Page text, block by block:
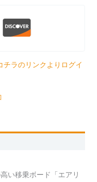
チラのリンクよりログイ
い移乗ボード「エアリ